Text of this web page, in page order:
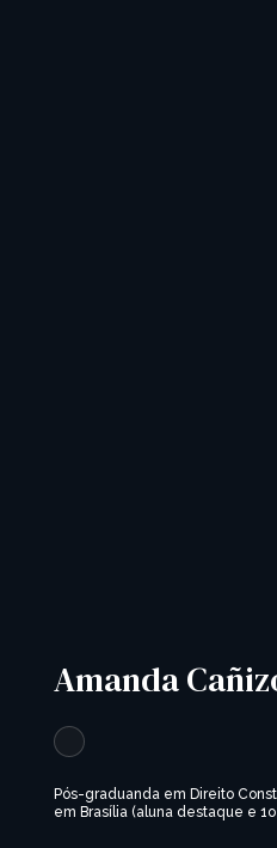
Amanda
Pós-graduanda em Direito
em Brasília (aluna destaque e